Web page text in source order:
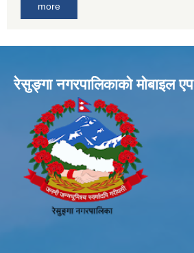
more
रेसुङ्गा नगरपालिकाकाे माेबाइल एप